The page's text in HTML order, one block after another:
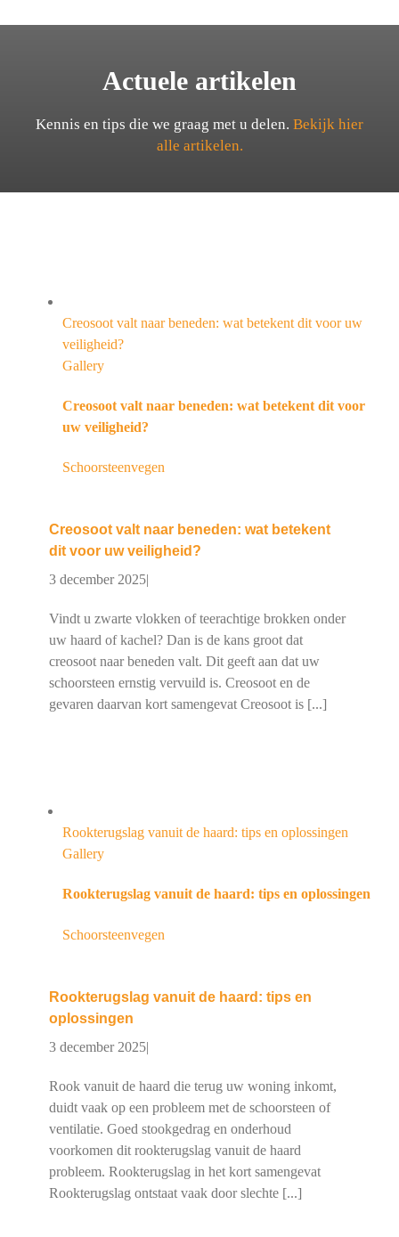
Actuele artikelen
Kennis en tips die we graag met u delen. Bekijk hier
alle artikelen.
Creosoot valt naar beneden: wat betekent dit voor uw
veiligheid?
Gallery
Creosoot valt naar beneden: wat betekent dit voor
uw veiligheid?
Schoorsteenvegen
Creosoot valt naar beneden: wat betekent
dit voor uw veiligheid?
3 december 2025|
Vindt u zwarte vlokken of teerachtige brokken onder
uw haard of kachel? Dan is de kans groot dat
creosoot naar beneden valt. Dit geeft aan dat uw
schoorsteen ernstig vervuild is. Creosoot en de
gevaren daarvan kort samengevat Creosoot is [...]
Rookterugslag vanuit de haard: tips en oplossingen
Gallery
Rookterugslag vanuit de haard: tips en oplossingen
Schoorsteenvegen
Rookterugslag vanuit de haard: tips en
oplossingen
3 december 2025|
Rook vanuit de haard die terug uw woning inkomt,
duidt vaak op een probleem met de schoorsteen of
ventilatie. Goed stookgedrag en onderhoud
voorkomen dit rookterugslag vanuit de haard
probleem. Rookterugslag in het kort samengevat
Rookterugslag ontstaat vaak door slechte [...]